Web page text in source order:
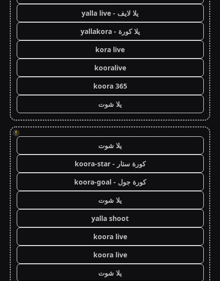
يلا لايف - yalla live
يلا كورة - yallakora
kora live
kooralive
koora 365
يلا شوت
!
يلا شوت
كورة ستار - koora-star
كورة جول - koora-goal
يلا شوت
yalla shoot
koora live
koora live
يلا شوت